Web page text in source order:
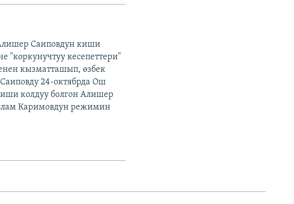
Саиповдун киши
"коркунучтуу кесепеттери"
кызматташып, өзбек
24-октябрда Ош
колдуу болгон Алишер
Каримовдун режимин